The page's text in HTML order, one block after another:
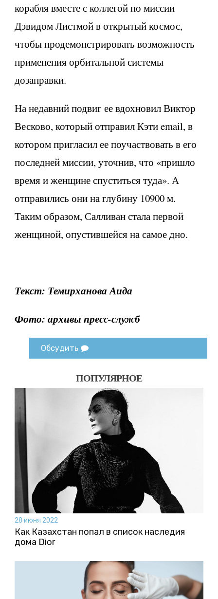
корабля вместе с коллегой по миссии
Дэвидом Листмой в открытый космос,
чтобы продемонстрировать возможность
применения орбитальной системы
дозаправки.
На недавний подвиг ее вдохновил Виктор
Весково, который отправил Кэти email, в
котором пригласил ее поучаствовать в его
последней миссии, уточнив, что «пришло
время и женщине спуститься туда». А
отправились они на глубину 10900 м.
Таким образом, Салливан стала первой
женщиной, опустившейся на самое дно.
Текст: Темирханова Аида
Фото: архивы пресс-служб
Обсудить
ПОПУЛЯРНОЕ
28 июня 2022
Как Казахстан попал в список наследия
дома Dior